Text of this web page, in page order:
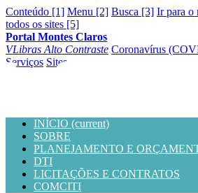
Conteúdo [1] Menu [2] Busca [3] Ir para o
todos os sites [5]
Portal Montes Claros
VLibras Alto Contraste Coronavírus
Serviços Sites
INÍCIO (current)
SOBRE
PLANEJAMENTO E
DTI
LICITAÇÕES E CONTRATOS
COMCITI